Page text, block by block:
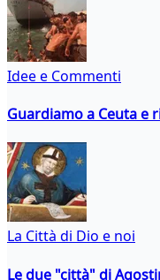
Idee e Commenti
Guardiamo a Ceuta e
La Città di Dio e noi
Le due "città" di